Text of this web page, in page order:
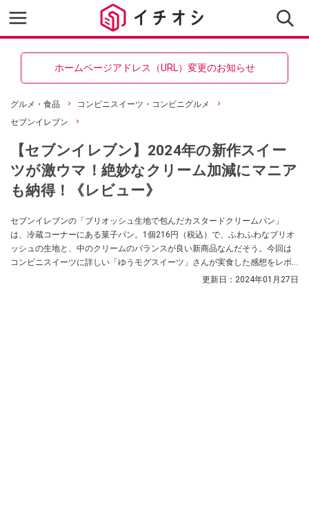
ホームページアドレス（URL）変更のお知らせ
グルメ・食品
コンビニスイーツ・コンビニグルメ
セブンイレブン
【セブンイレブン】2024年の新作スイー
ツが激ウマ！絶妙なクリーム加減にマニア
も納得！《レビュー》
セブンイレブンの「ブリオッシュ生地で包んだカスタードクリームパン」
は、冷蔵コーナーにある菓子パン。1個216円（税込）で、ふわふわなブリオ
ッシュの生地と、中のクリームのバランスが良い新商品なんだそう。今回は
コンビニスイーツに詳しい「ゆうモグスイーツ」さんが実食した感想をレポ
更新日： 2024年01月27日